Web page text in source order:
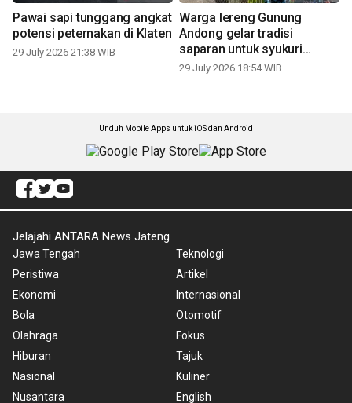
Pawai sapi tunggang angkat
potensi peternakan di Klaten
29 July 2026 21:38 WIB
Warga lereng Gunung
Andong gelar tradisi
saparan untuk syukuri
panen
29 July 2026 18:54 WIB
Unduh Mobile Apps untuk iOS dan Android
Jelajahi ANTARA News Jateng
Jawa Tengah
Peristiwa
Ekonomi
Bola
Olahraga
Hiburan
Nasional
Nusantara
Teknologi
Artikel
Internasional
Otomotif
Fokus
Tajuk
Kuliner
English